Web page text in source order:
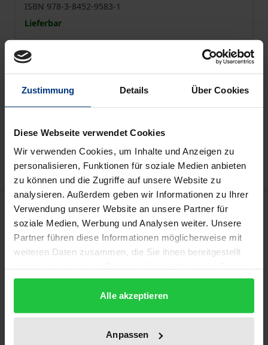
Zustimmung Details Über Cookies
Diese Webseite verwendet Cookies
Wir verwenden Cookies, um Inhalte und Anzeigen zu
personalisieren, Funktionen für soziale Medien anbieten
zu können und die Zugriffe auf unsere Website zu
analysieren. Außerdem geben wir Informationen zu Ihrer
Verwendung unserer Website an unsere Partner für
soziale Medien, Werbung und Analysen weiter. Unsere
Partner führen diese Informationen möglicherweise mit
weiteren Daten zusammen, die Sie ihnen bereitgestellt
gesammelt haben.
Alle akzeptieren
Anpassen
ISBN 978-3-8452-9583-1
Lieferbar
Preisangaben inkl. MwSt. Abhängig von der Lieferadresse
kann die MwSt. an der Kasse variieren.
In den Warenkorb
Zur Wunschliste hinzufügen
Hinweise zu Versandkosten
Beschreibung
Die Durchführung technischer Produktänderungen
wird für Automobilzulieferer zu einem zentralen
Erfolgsfaktor. Für die Preisfestsetzung ist es dabei
essentiell, dass frühzeitig alle mit dem Projekt
verbundenen Kosten bekannt sind. Für die Prognose